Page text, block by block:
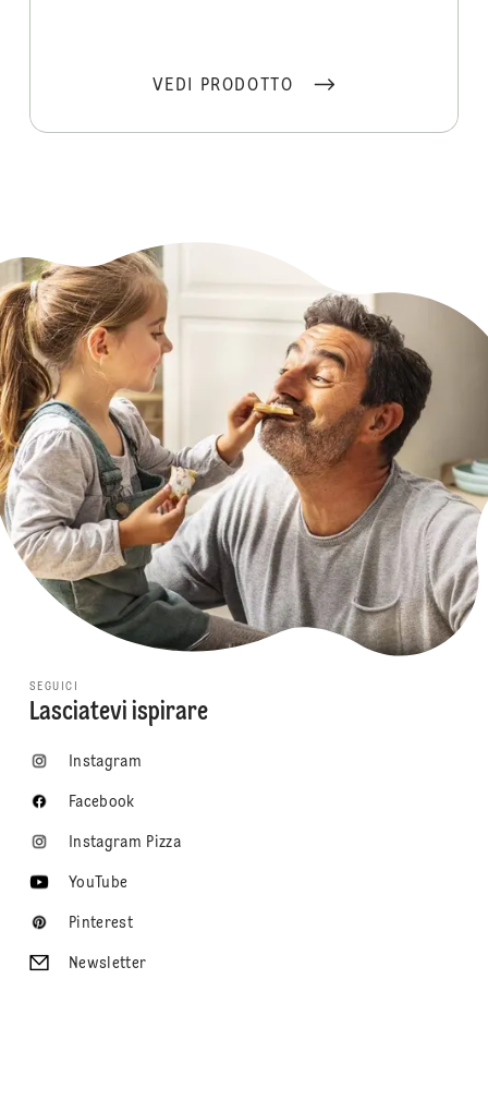
VEDI PRODOTTO
SEGUICI
Lasciatevi ispirare
Instagram
Facebook
Instagram Pizza
YouTube
Pinterest
Newsletter